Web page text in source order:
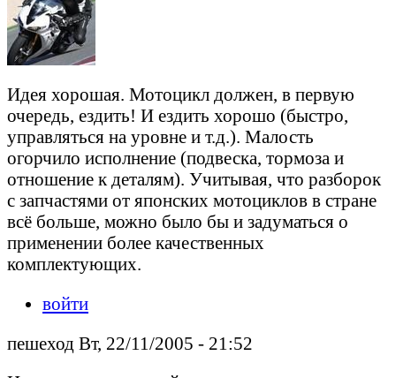
Идея хорошая. Мотоцикл должен, в первую
очередь, ездить! И ездить хорошо (быстро,
управляться на уровне и т.д.). Малость
огорчило исполнение (подвеска, тормоза и
отношение к деталям). Учитывая, что разборок
с запчастями от японских мотоциклов в стране
всё больше, можно было бы и задуматься о
применении более качественных
комплектующих.
войти
пешеход Вт, 22/11/2005 - 21:52